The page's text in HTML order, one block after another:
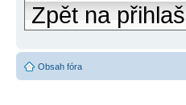
Zpět na
Obsah fóra